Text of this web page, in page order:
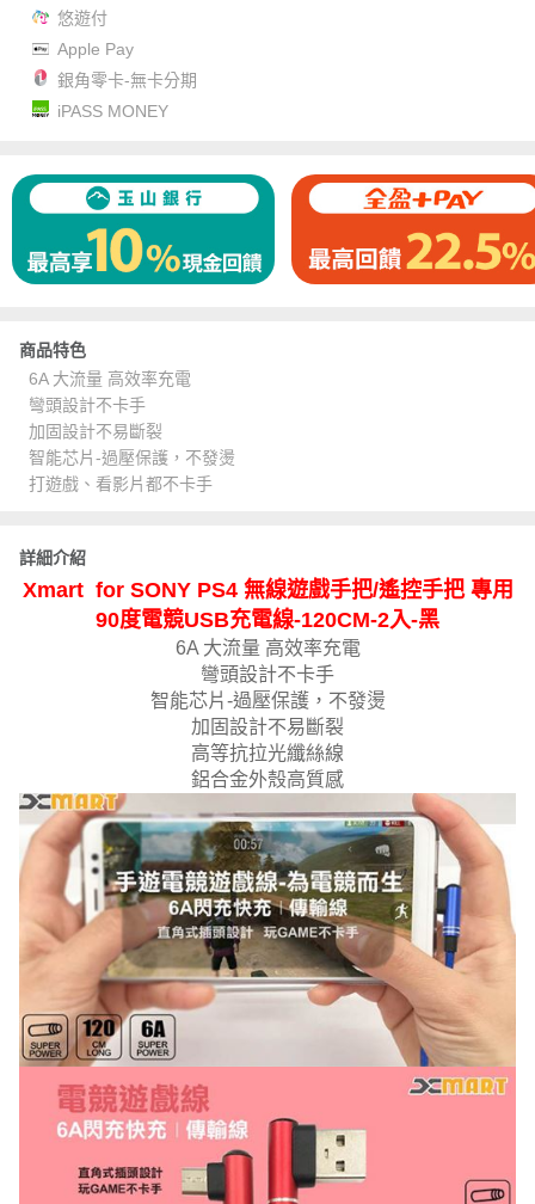
悠遊付
Apple Pay
銀角零卡-無卡分期
iPASS MONEY
商品特色
6A 大流量 高效率充電
彎頭設計不卡手
加固設計不易斷裂
智能芯片-過壓保護，不發燙
打遊戲、看影片都不卡手
詳細介紹
Xmart for SONY PS4 無線遊戲手把/遙控手把 專用
90度電競USB充電線-120CM-2入-黑
6A 大流量 高效率充電
彎頭設計不卡手
智能芯片-過壓保護，不發燙
加固設計不易斷裂
高等抗拉光纖絲線
鋁合金外殼高質感